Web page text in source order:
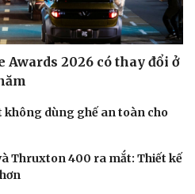
Awards 2026 có thay đổi ở
không dùng ghế an toàn cho
Thruxton 400 ra mắt: Thiết kế